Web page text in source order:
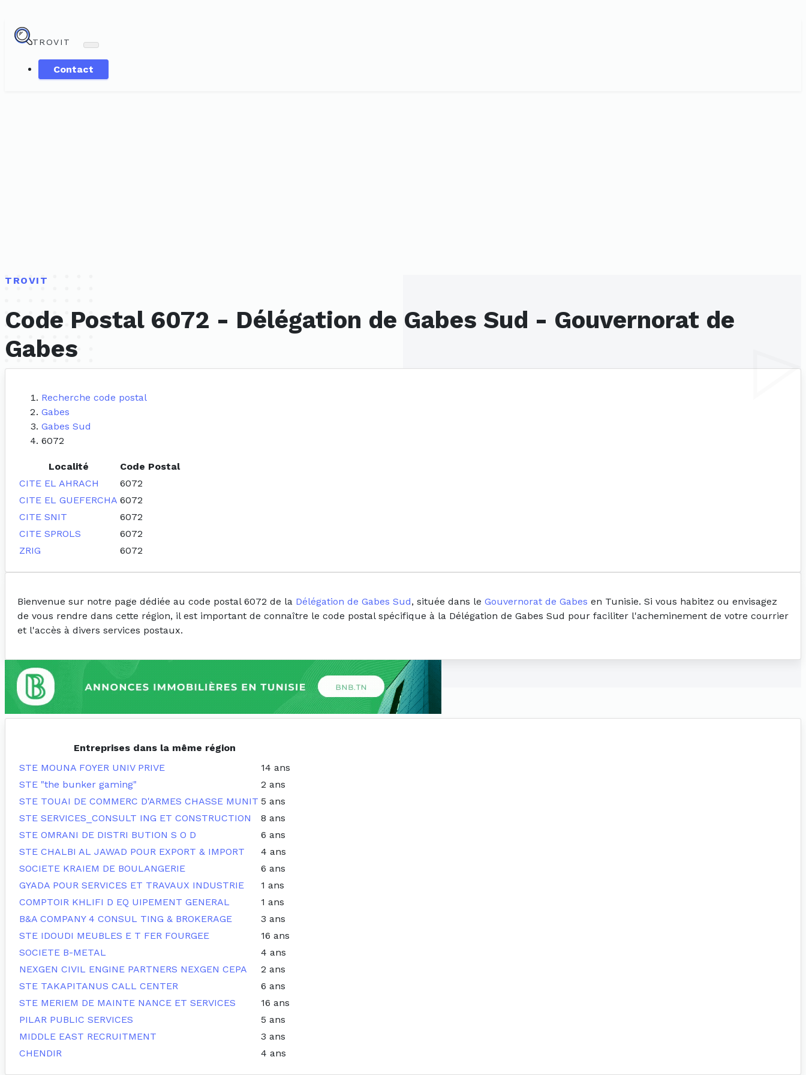
TROVIT
Contact
TROVIT
Code Postal 6072 - Délégation de Gabes Sud - Gouvernorat de
Gabes
Recherche code postal
Gabes
Gabes Sud
6072
Localité
Code Postal
CITE EL AHRACH
6072
CITE EL GUEFERCHA 6072
CITE SNIT
6072
CITE SPROLS
6072
ZRIG
6072
Bienvenue sur notre page dédiée au code postal 6072 de la Délégation de Gabes Sud, située dans le Gouvernorat de Gabes en Tunisie. Si vous habitez ou envisagez
de vous rendre dans cette région, il est important de connaître le code postal spécifique à la Délégation de Gabes Sud pour faciliter l'acheminement de votre courrier
et l'accès à divers services postaux.
Entreprises dans la même région
STE MOUNA FOYER UNIV PRIVE
14 ans
STE "the bunker gaming"
2 ans
STE TOUAI DE COMMERC D'ARMES CHASSE MUNIT 5 ans
STE SERVICES_CONSULT ING ET CONSTRUCTION
8 ans
STE OMRANI DE DISTRI BUTION S O D
6 ans
STE CHALBI AL JAWAD POUR EXPORT & IMPORT
4 ans
SOCIETE KRAIEM DE BOULANGERIE
6 ans
GYADA POUR SERVICES ET TRAVAUX INDUSTRIE
1 ans
COMPTOIR KHLIFI D EQ UIPEMENT GENERAL
1 ans
B&A COMPANY 4 CONSUL TING & BROKERAGE
3 ans
STE IDOUDI MEUBLES E T FER FOURGEE
16 ans
SOCIETE B-METAL
4 ans
NEXGEN CIVIL ENGINE PARTNERS NEXGEN CEPA
2 ans
STE TAKAPITANUS CALL CENTER
6 ans
STE MERIEM DE MAINTE NANCE ET SERVICES
16 ans
PILAR PUBLIC SERVICES
5 ans
MIDDLE EAST RECRUITMENT
3 ans
CHENDIR
4 ans